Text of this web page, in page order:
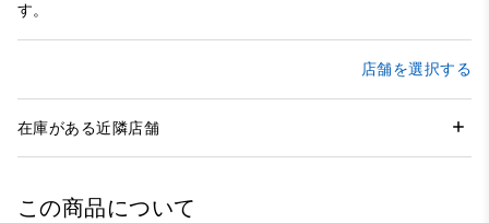
す。
店舗を選択する
在庫がある近隣店舗
この商品について